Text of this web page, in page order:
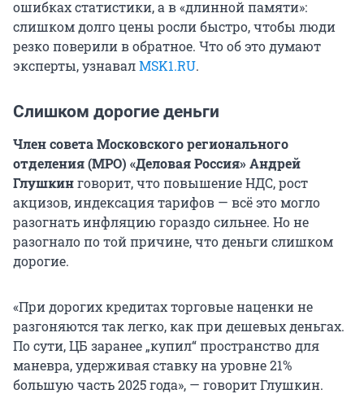
ошибках статистики, а в «длинной памяти»:
слишком долго цены росли быстро, чтобы люди
резко поверили в обратное. Что об это думают
эксперты, узнавалMSK1.RU.
Слишком дорогие деньги
Член совета Московского регионального
отделения (МРО) «Деловая Россия» Андрей
Глушкинговорит, что повышение НДС, рост
акцизов, индексация тарифов — всё это могло
разогнать инфляцию гораздо сильнее. Но не
разогнало по той причине, что деньги слишком
дорогие.
«При дорогих кредитах торговые наценки не
разгоняются так легко, как при дешевых деньгах.
По сути, ЦБ заранее „купил“ пространство для
маневра, удерживая ставку на уровне 21%
большую часть 2025 года», — говорит Глушкин.